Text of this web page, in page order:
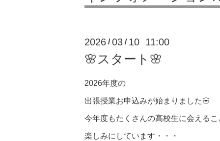
2026 /03 / 10 11:00
🌸スタート🌸
2026年度の
出張授業お申込みが始まりました🌸
今年度もたくさんの高校生に会えるこ
楽しみにしています・・・